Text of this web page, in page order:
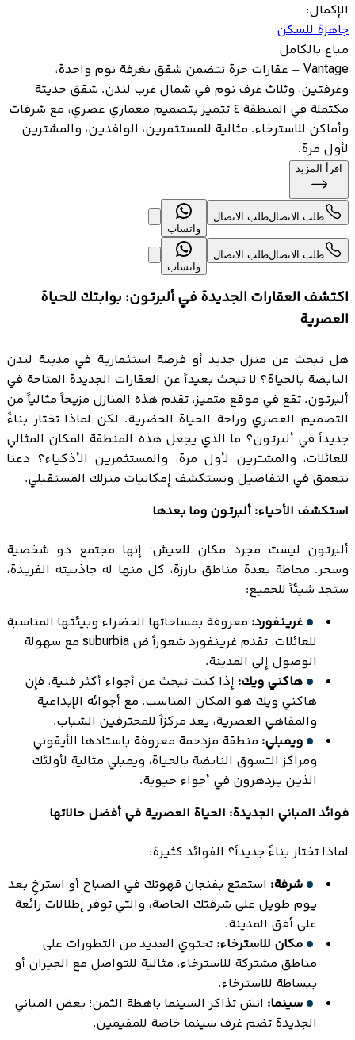
الإكمال:
جاهزة للسكن
مباع بالكامل
Vantage – عقارات حرة تتضمن شقق بغرفة نوم واحدة،
وغرفتين، وثلاث غرف نوم في شمال غرب لندن. شقق حديثة
مكتملة في المنطقة ٤ تتميز بتصميم معماري عصري، مع شرفات
وأماكن للاسترخاء. مثالية للمستثمرين، الوافدين، والمشترين
لأول مرة.
اقرأ المزيد
طلب الاتصالطلب الاتصال
واتساب
طلب الاتصالطلب الاتصال
واتساب
اكتشف العقارات الجديدة في ألبرتـون: بوابتك للحياة
العصرية
هل تبحث عن منزل جديد أو فرصة استثمارية في مدينة لندن
النابضة بالحياة؟ لا تبحث بعيداً عن العقارات الجديدة المتاحة في
ألبرتـون. تقع في موقع متميز، تقدم هذه المنازل مزيجاً مثالياً من
التصميم العصري وراحة الحياة الحضرية. لكن لماذا تختار بناءً
جديداً في ألبرتـون؟ ما الذي يجعل هذه المنطقة المكان المثالي
للعائلات، والمشترين لأول مرة، والمستثمرين الأذكياء؟ دعنا
نتعمق في التفاصيل ونستكشف إمكانيات منزلك المستقبلي.
استكشف الأحياء: ألبرتـون وما بعدها
ألبرتـون ليست مجرد مكان للعيش؛ إنها مجتمع ذو شخصية
وسحر. محاطة بعدة مناطق بارزة، كل منها له جاذبيته الفريدة،
ستجد شيئاً للجميع:
غرينفورد: معروفة بمساحاتها الخضراء وبيئتها المناسبة
للعائلات، تقدم غرينفورد شعوراً ض suburbia مع سهولة
الوصول إلى المدينة.
هاكني ويك: إذا كنت تبحث عن أجواء أكثر فنية، فإن
هاكني ويك هو المكان المناسب. مع أجوائه الإبداعية
والمقاهي العصرية، يعد مركزاً للمحترفين الشباب.
ويمبلي: منطقة مزدحمة معروفة باستادها الأيقوني
ومراكز التسوق النابضة بالحياة، ويمبلي مثالية لأولئك
الذين يزدهرون في أجواء حيوية.
فوائد المباني الجديدة: الحياة العصرية في أفضل حالاتها
لماذا تختار بناءً جديداً؟ الفوائد كثيرة:
شرفة: استمتع بفنجان قهوتك في الصباح أو استرخِ بعد
يوم طويل على شرفتك الخاصة، والتي توفر إطلالات رائعة
على أفق المدينة.
مكان للاسترخاء: تحتوي العديد من التطورات على
مناطق مشتركة للاسترخاء، مثالية للتواصل مع الجيران أو
ببساطة للاسترخاء.
سينما: انسَ تذاكر السينما باهظة الثمن؛ بعض المباني
الجديدة تضم غرف سينما خاصة للمقيمين.